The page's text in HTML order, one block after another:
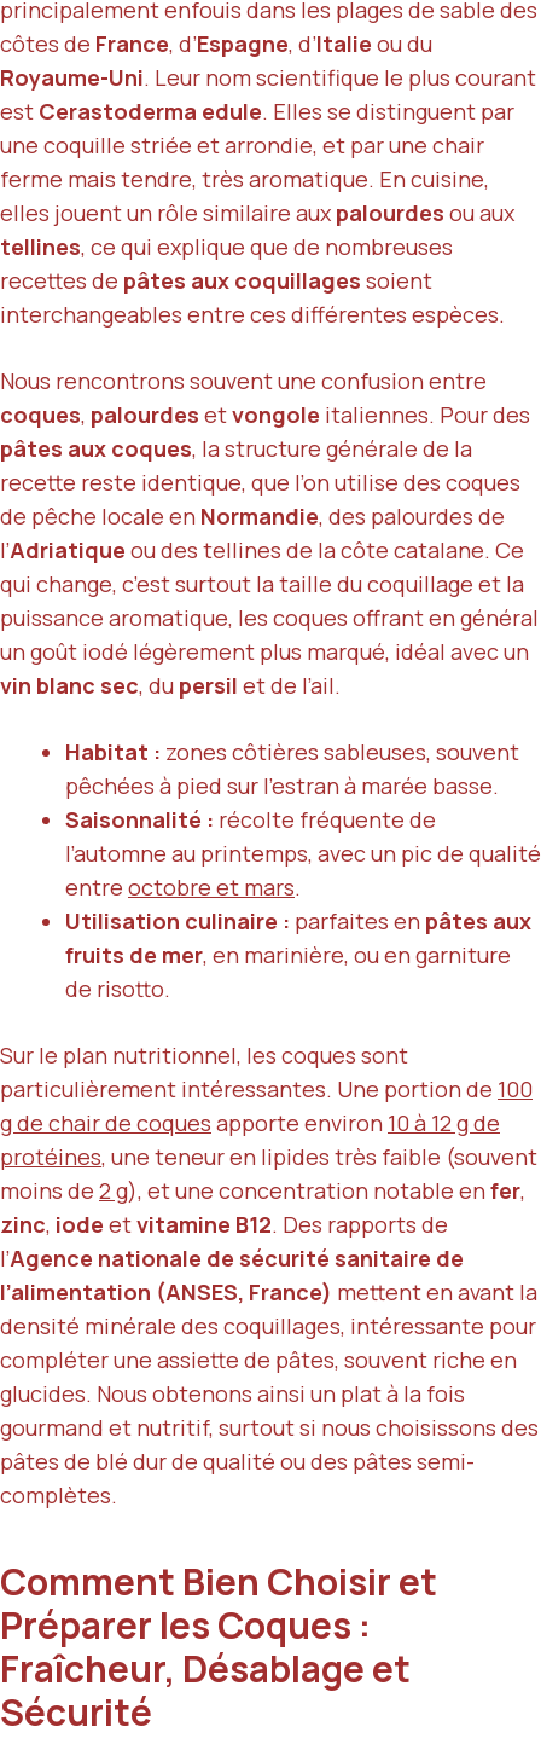
principalement enfouis dans les plages de sable des
côtes de France, d’Espagne, d’Italie ou du
Royaume-Uni. Leur nom scientifique le plus courant
est Cerastoderma edule. Elles se distinguent par
une coquille striée et arrondie, et par une chair
ferme mais tendre, très aromatique. En cuisine,
elles jouent un rôle similaire aux palourdes ou aux
tellines, ce qui explique que de nombreuses
recettes de pâtes aux coquillages soient
interchangeables entre ces différentes espèces.
Nous rencontrons souvent une confusion entre
coques, palourdes etvongole italiennes. Pour des
pâtes aux coques, la structure générale de la
recette reste identique, que l’on utilise des coques
de pêche locale en Normandie, des palourdes de
l’Adriatique ou des tellines de la côte catalane. Ce
qui change, c’est surtout la taille du coquillage et la
puissance aromatique, les coques offrant en général
un goût iodé légèrement plus marqué, idéal avec un
vin blanc sec, du persil et de l’ail.
Habitat : zones côtières sableuses, souvent
pêchées à pied sur l’estran à marée basse.
Saisonnalité : récolte fréquente de
l’automne au printemps, avec un pic de qualité
entre octobre et mars.
Utilisation culinaire : parfaites en pâtes aux
fruits de mer, en marinière, ou en garniture
de risotto.
Sur le plan nutritionnel, les coques sont
particulièrement intéressantes. Une portion de 100
g de chair de coques apporte environ 10 à 12 g de
protéines, une teneur en lipides très faible (souvent
moins de 2 g), et une concentration notable en fer,
zinc, iode etvitamine B12. Des rapports de
l’Agence nationale de sécurité sanitaire de
l’alimentation (ANSES, France) mettent en avant la
densité minérale des coquillages, intéressante pour
compléter une assiette de pâtes, souvent riche en
glucides. Nous obtenons ainsi un plat à la fois
gourmand et nutritif, surtout si nous choisissons des
pâtes de blé dur de qualité ou des pâtes semi-
complètes.
Comment Bien Choisir et
Préparer les Coques :
Fraîcheur, Désablage et
Sécurité